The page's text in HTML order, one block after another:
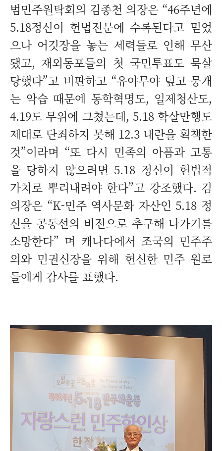
범민주원탁회의 김종천 의장은 “46주년에
5.18정신이 헌법전문에 수록된다고 믿었
으나 어깃장을 놓는 세력들로 인해 무산
됐고, 재외동포들의 첫 국민투표도 묵살
당했다”고 비판하고 “유야무야 덮고 뭉개
는 악습 때문에 동학혁명도, 일제청산도,
4.19도 무위에 그쳤는데, 5.18 학살만행도
제대로 단죄하지 못해 12.3 내란을 획책한
것”이라며 “또 다시 민족의 아픔과 고통
을 당하지 않으려면 5.18 정신이 헌법적
가치로 뿌리내려야 한다”고 강조했다. 김
의장은 “K-민주 역사문화 자산인 5.18 정
신을 공동선의 비전으로 추구해 나가기를
소망한다” 며 캐나다에서 조국의 민주주
의와 민권신장을 위해 헌신한 민주 원로
들에게 감사를 표했다.